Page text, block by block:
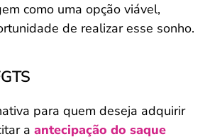
como uma opção viável,
de realizar esse sonho.
para quem deseja adquirir
a antecipação do saque